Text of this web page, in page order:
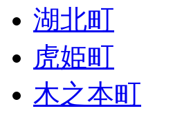
湖北町
虎姫町
木之本町